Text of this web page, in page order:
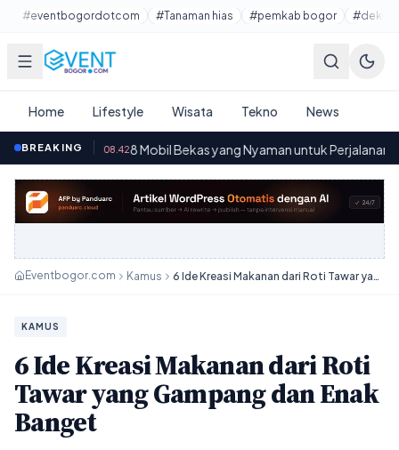
Lewati ke konten utama
#eventbogordotcom #Tanaman hias #pemkab bogor
Home Lifestyle Wisata Tekno News
BREAKING
08.428 Mobil Bekas yang Nyaman untuk Perjalanan Jauh dengan
Eventbogor.com Kamus 6 Ide Kreasi Makanan dari Roti Tawar yang Gampang dan Enak Banget
KAMUS
6 Ide Kreasi Makanan dari Roti
Tawar yang Gampang dan Enak
Banget